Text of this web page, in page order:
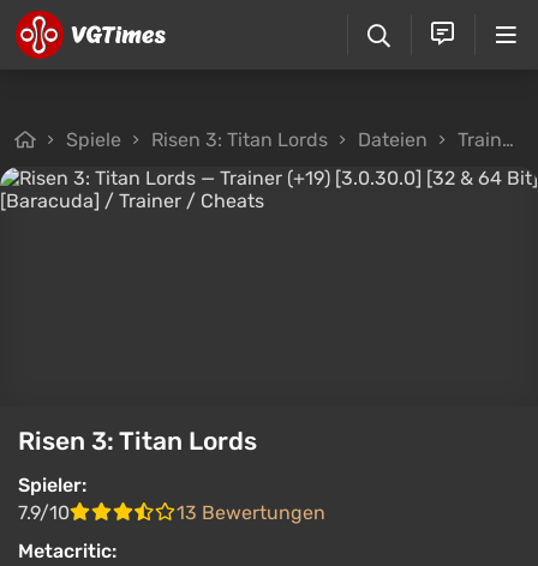
Spiele Risen 3: Titan Lords Dateien Trainer
Risen 3: Titan Lords
Spieler:
7.9/10
13 Bewertungen
Metacritic: